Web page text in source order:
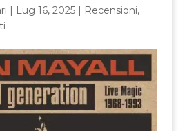
| Lug 16, 2025| Recensioni,